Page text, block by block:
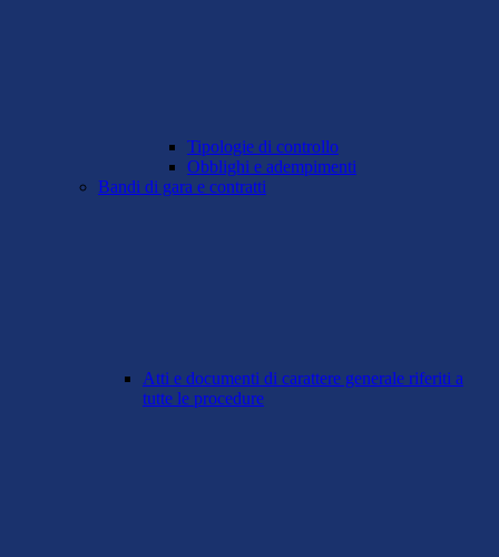
Tipologie di controllo
Obblighi e adempimenti
Bandi di gara e contratti
Atti e documenti di carattere generale riferiti a
tutte le procedure